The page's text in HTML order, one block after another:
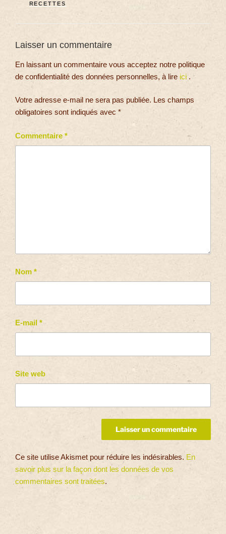
RECETTES
Laisser un commentaire
En laissant un commentaire vous acceptez notre politique
de confidentialité des données personnelles, à lire ici .
Votre adresse e-mail ne sera pas publiée. Les champs
obligatoires sont indiqués avec *
Commentaire *
Nom *
E-mail *
Site web
Ce site utilise Akismet pour réduire les indésirables. En
savoir plus sur la façon dont les données de vos
commentaires sont traitées.